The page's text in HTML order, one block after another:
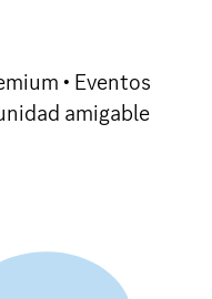
• Eventos
amigable